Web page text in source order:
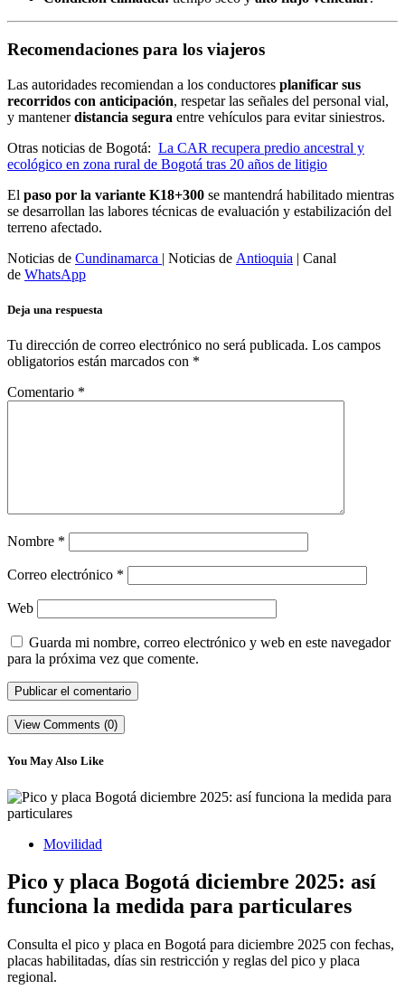
Recomendaciones para los viajeros
Las autoridades recomiendan a los conductores planificar sus
recorridos con anticipación, respetar las señales del personal vial,
y mantenerdistancia segura entre vehículos para evitar siniestros.
Otras noticias de Bogotá: La CAR recupera predio ancestral y
ecológico en zona rural de Bogotá tras 20 años de litigio
El paso por la variante K18+300 se mantendrá habilitado mientras
se desarrollan las labores técnicas de evaluación y estabilización del
terreno afectado.
Noticias de Cundinamarca | Noticias de Antioquia | Canal
de WhatsApp
Deja una respuesta
Tu dirección de correo electrónico no será publicada. Los campos
obligatorios están marcados con *
Comentario *
Nombre *
Correo electrónico *
Web
Guarda mi nombre, correo electrónico y web en este navegador
para la próxima vez que comente.
View Comments (0)
You May Also Like
Movilidad
Pico y placa Bogotá diciembre 2025: así
funciona la medida para particulares
Consulta el pico y placa en Bogotá para diciembre 2025 con fechas,
placas habilitadas, días sin restricción y reglas del pico y placa
regional.